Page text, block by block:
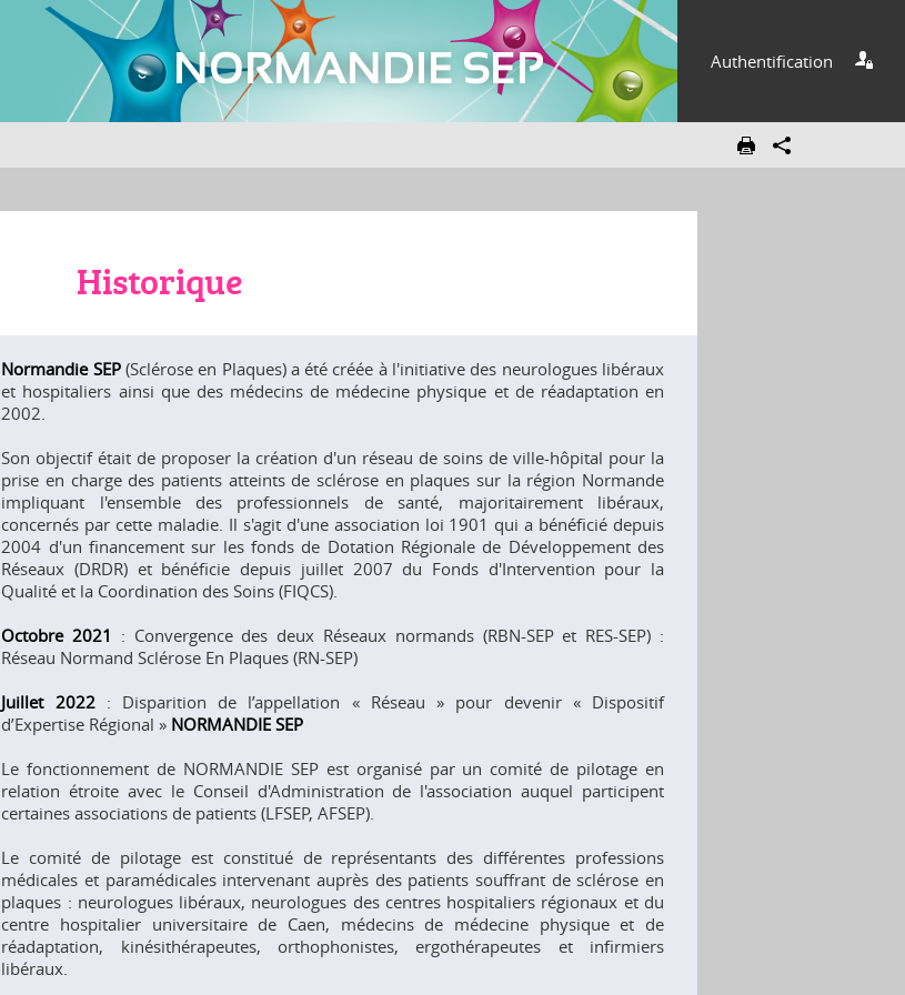
Authentification
Historique
Normandie SEP(Sclérose en Plaques) a été créée à l'initiative des neurologues libéraux
et hospitaliers ainsi que des médecins de médecine physique et de réadaptation en
2002.
Son objectif était de proposer la création d'un réseau de soins de ville-hôpital pour la
prise en charge des patients atteints de sclérose en plaques sur la région Normande
impliquant l'ensemble des professionnels de santé, majoritairement libéraux,
concernés par cette maladie. Il s'agit d'une association loi 1901 qui a bénéficié depuis
2004 d'un financement sur les fonds de Dotation Régionale de Développement des
Réseaux (DRDR) et bénéficie depuis juillet 2007 du Fonds d'Intervention pour la
Qualité et la Coordination des Soins (FIQCS).
Octobre 2021 : Convergence des deux Réseaux normands (RBN-SEP et RES-SEP) :
Réseau Normand Sclérose En Plaques (RN-SEP)
Juillet 2022: Disparition de l’appellation « Réseau » pour devenir « Dispositif
d’Expertise Régional » NORMANDIE SEP
Le fonctionnement de NORMANDIE SEP est organisé par un comité de pilotage en
relation étroite avec le Conseil d'Administration de l'association auquel participent
certaines associations de patients (LFSEP, AFSEP).
Le comité de pilotage est constitué de représentants des différentes professions
médicales et paramédicales intervenant auprès des patients souffrant de sclérose en
plaques : neurologues libéraux, neurologues des centres hospitaliers régionaux et du
centre hospitalier universitaire de Caen, médecins de médecine physique et de
réadaptation, kinésithérapeutes, orthophonistes, ergothérapeutes et infirmiers
libéraux.